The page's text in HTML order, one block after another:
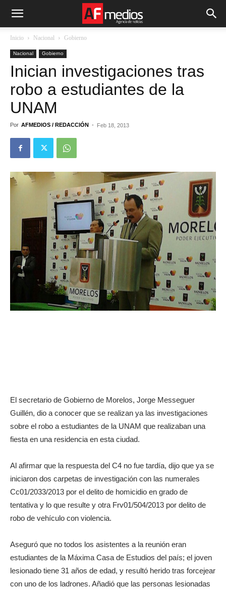
Inicio Nacional Gobierno
Nacional Gobierno
Inician investigaciones tras
robo a estudiantes de la
UNAM
Por AFMEDIOS / REDACCIÓN - Feb 18, 2013
El secretario de Gobierno de Morelos, Jorge Messeguer
Guillén, dio a conocer que se realizan ya las investigaciones
sobre el robo a estudiantes de la UNAM que realizaban una
fiesta en una residencia en esta ciudad.
Al afirmar que la respuesta del C4 no fue tardía, dijo que ya se
iniciaron dos carpetas de investigación con las numerales
Cc01/2033/2013 por el delito de homicidio en grado de
tentativa y lo que resulte y otra Frv01/504/2013 por delito de
robo de vehículo con violencia.
Aseguró que no todos los asistentes a la reunión eran
estudiantes de la Máxima Casa de Estudios del país; el joven
lesionado tiene 31 años de edad, y resultó herido tras forcejear
con uno de los ladrones. Añadió que las personas lesionadas